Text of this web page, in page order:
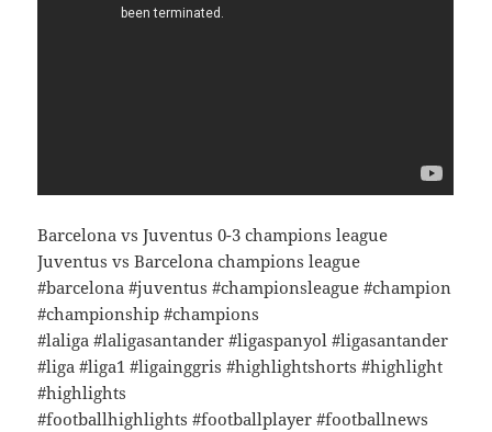
Barcelona vs Juventus 0-3 champions league
Juventus vs Barcelona champions league
#barcelona #juventus #championsleague #champion
#championship #champions
#laliga #laligasantander #ligaspanyol #ligasantander
#liga #liga1 #ligainggris #highlightshorts #highlight
#highlights
#footballhighlights #footballplayer #footballnews